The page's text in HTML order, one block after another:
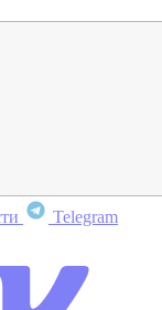
Telegram